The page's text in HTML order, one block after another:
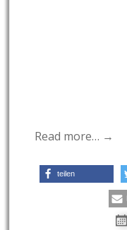
Read more… →
teilen